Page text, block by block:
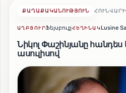
ՔԱՂԱՔԱԿԱՆՈՒԹՅՈՒՆ ՀՈՒՆՎԱՐԻ
ԱՂԲՅՈՒՐՖեյսբուքՀԵՂԻՆԱԿLusine
Նիկոլ Փաշինյանը
ասուլիսով